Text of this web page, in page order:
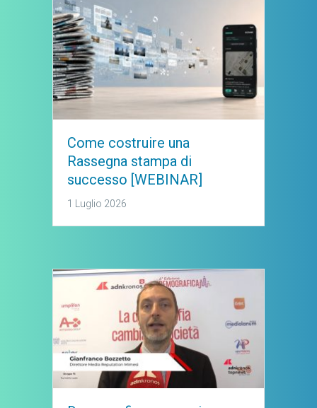
Come costruire una
Rassegna stampa di
successo [WEBINAR]
1 Luglio 2026
Perchè le nostre rassegne